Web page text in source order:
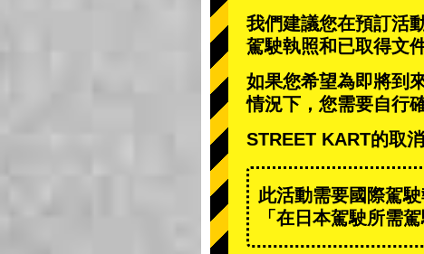
我們建議您在預訂活
駕駛執照和已取得文
如果您希望為即將到
情況下，您需要自行
STREET KART的取
此活動需要國際駕
「在日本駕駛所需駕